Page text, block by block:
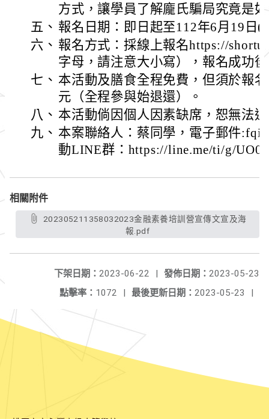
方式，讓學員了解龐氏騙局究竟是
五、 報名日期：即日起至112年6月19日(
六、 報名方式：採線上報名https://
字母，請注意大小寫），報名成功
七、 本活動及膳食全程免費，但須於報
元（全程參與始退還）。
八、 本活動倘因個人因素缺席，恕無法
九、 本案聯絡人：蔡同學，電子郵件
動LINE群：https://line.me/ti/g/
相關附件
報.pdf
發佈日期： 2023-05-23
下架日期： 2023-06-22
|
最後更新日期： 2023-05-23 |
點擊率： 1072 |